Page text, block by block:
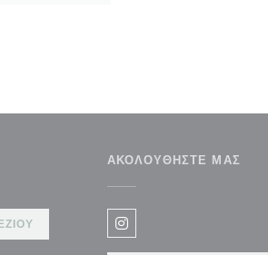
ΑΚΟΛΟΥΘΉΣΤΕ ΜΑΣ
Instagram ((ανοίγει σε